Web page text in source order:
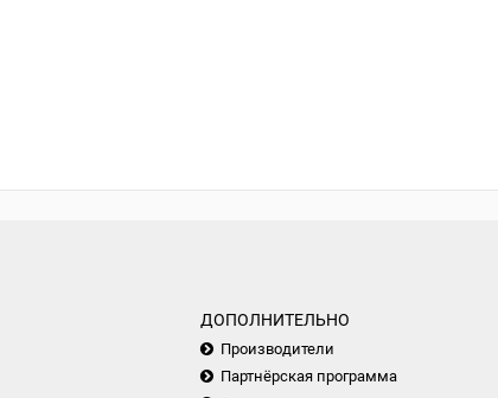
ДОПОЛНИТЕЛЬНО
Производители
Партнёрская программа